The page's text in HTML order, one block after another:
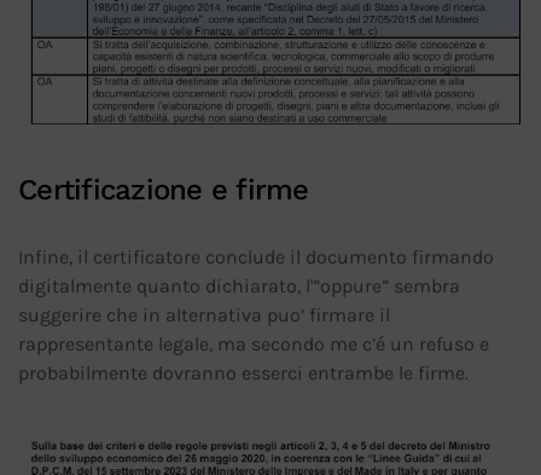
Certificazione e firme
Infine, il certificatore conclude il documento firmando
digitalmente quanto dichiarato, l'”oppure” sembra
suggerire che in alternativa puo’ firmare il
rappresentante legale, ma secondo me c’é un refuso e
probabilmente dovranno esserci entrambe le firme.